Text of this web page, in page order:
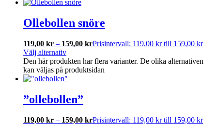
Ollebollen snöre
119,00 kr – 159,00 krPrisintervall: 119,00 kr till 159,00 kr
Välj alternativ
Den här produkten har flera varianter. De olika alternativen
kan väljas på produktsidan
”ollebollen”
119,00 kr – 159,00 krPrisintervall: 119,00 kr till 159,00 kr